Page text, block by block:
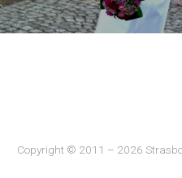
Copyright © 2011 – 2026